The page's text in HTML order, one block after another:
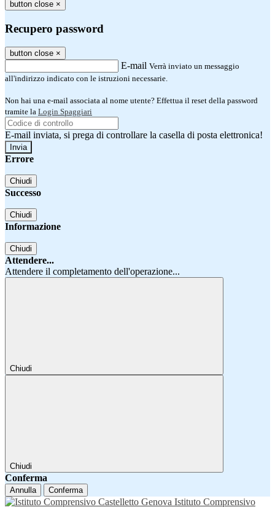
button close ×
Recupero password
button close ×
E-mail Verrà inviato un messaggio
all'indirizzo indicato con le istruzioni necessarie.
Non hai una e-mail associata al nome utente? Effettua il reset della password
tramite la Login Spaggiari
E-mail inviata, si prega di controllare la casella di posta elettronica!
Errore
Chiudi
Successo
Chiudi
Informazione
Chiudi
Attendere...
Attendere il completamento dell'operazione...
Chiudi
Chiudi
Conferma
Annulla Conferma
Istituto Comprensivo